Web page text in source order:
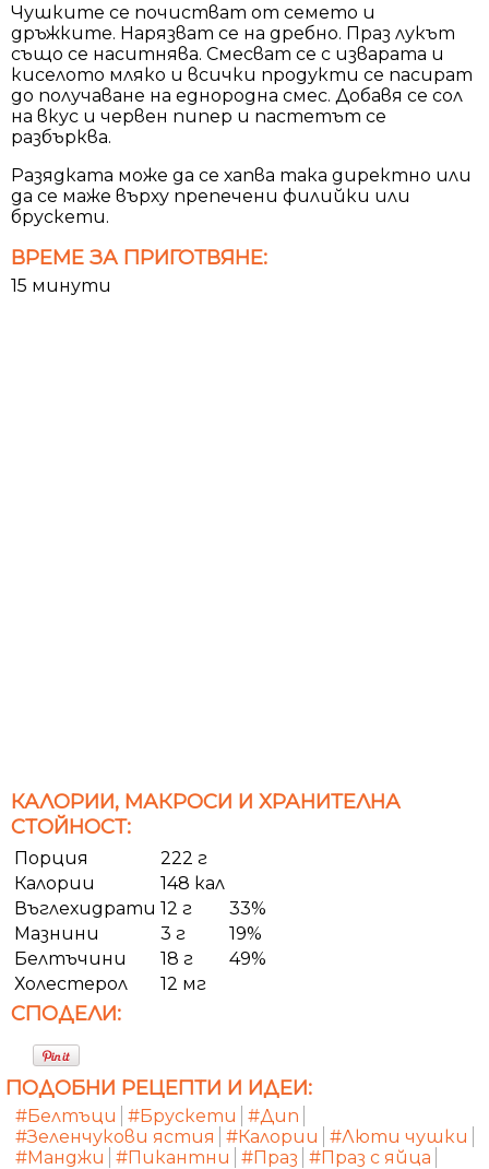
Чушките се почистват от семето и
дръжките. Нарязват се на дребно. Праз лукът
също се наситнява. Смесват се с изварата и
киселото мляко и всички продукти се пасират
до получаване на еднородна смес. Добавя се сол
на вкус и червен пипер и пастетът се
разбърква.
Разядката може да се хапва така директно или
да се маже върху препечени филийки или
брускети.
ВРЕМЕ ЗА ПРИГОТВЯНЕ:
15 минути
КАЛОРИИ, МАКРОСИ И ХРАНИТЕЛНА
СТОЙНОСТ:
Порция
222 г
Калории
148 кал
Въглехидрати 12 г
33%
Мазнини
3 г
19%
Белтъчини
18 г
49%
Холестерол
12 мг
СПОДЕЛИ:
ПОДОБНИ РЕЦЕПТИ И ИДЕИ:
#Белтъци #Брускети
#Дип
#Зеленчукови ястия
#Калории
#Люти чушки
#Манджи
#Пикантни #Праз #Праз с яйца